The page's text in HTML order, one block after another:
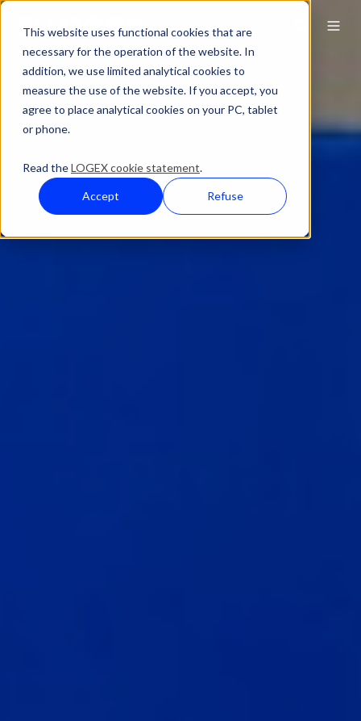
This website uses functional cookies that are
necessary for the operation of the website. In
addition, we use limited analytical cookies to
measure the use of the website. If you accept, you
agree to place analytical cookies on your PC, tablet
or phone.
Read theLOGEX cookie statement.
Accept Refuse